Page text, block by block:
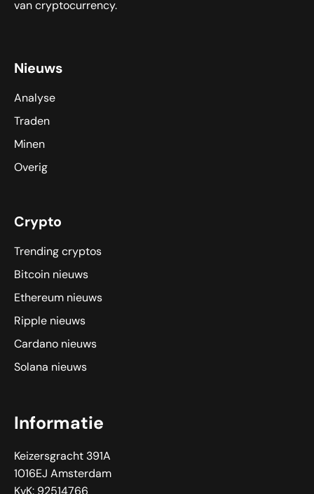
van cryptocurrency.
Nieuws
Analyse
Traden
Minen
Overig
Crypto
Trending cryptos
Bitcoin nieuws
Ethereum nieuws
Ripple nieuws
Cardano nieuws
Solana nieuws
Informatie
Keizersgracht 391A
1016EJ Amsterdam
KvK: 92514766